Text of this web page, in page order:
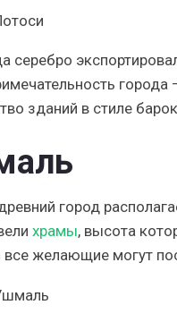
серебро
города
зданий в стиле
город
храмы, высота
все желающие могут